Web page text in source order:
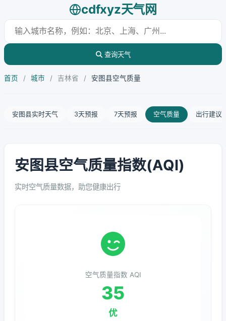
cdfxyz天气网
查询天气
首页 / 城市 / 吉林省 / 安图县空气质量
安图县实时天气 3天预报 7天预报 空气质量 出行建议
安图县空气质量指数(AQI)
实时空气质量数据，助您健康出行
空气质量指数 AQI
35
优